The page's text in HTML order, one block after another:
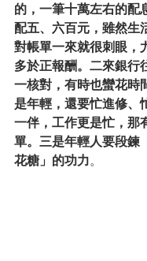
的，一筆十萬左右的配
配五、六百元，雖然生
對帳單一來就很刺眼，
多於正報酬。二來銀行
一核對，有時也蠻花時
是年輕，還要忙進修、
一伴，工作更是忙，那
單。三是年輕人要段鍊
花糖」的功力。